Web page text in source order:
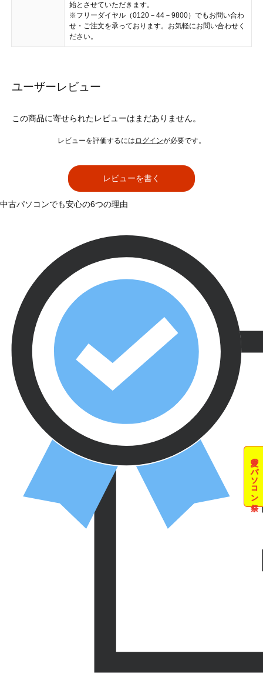
始とさせていただきます。
※フリーダイヤル（0120－44－9800）でもお問い合わ
せ・ご注文を承っております。お気軽にお問い合わせく
ださい。
ユーザーレビュー
この商品に寄せられたレビューはまだありません。
レビューを評価するには ログインが必要です。
レビューを書く
夏のパソコン祭
中古パソコンでも安心の6つの理由